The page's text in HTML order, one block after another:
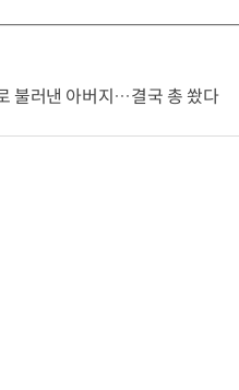
불러낸 아버지…결국 총 쐈다